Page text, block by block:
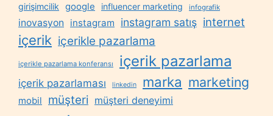
girişimcilik google influencer marketing infografik
inovasyon instagram instagram satış internet
içerik içerikle pazarlama
içerikle pazarlama konferansı içerik pazarlama
içerik pazarlaması linkedin marka marketing
mobil müşteri müşteri deneyimi